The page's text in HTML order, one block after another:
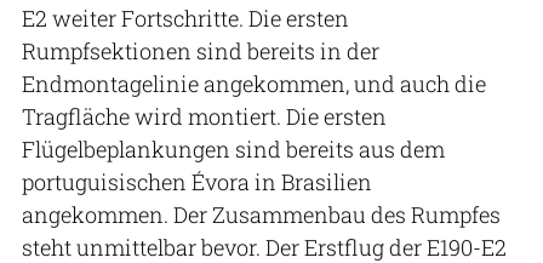
E2 weiter Fortschritte. Die ersten
Rumpfsektionen sind bereits in der
Endmontagelinie angekommen, und auch die
Tragfläche wird montiert. Die ersten
Flügelbeplankungen sind bereits aus dem
portuguisischen Évora in Brasilien
angekommen. Der Zusammenbau des Rumpfes
steht unmittelbar bevor. Der Erstflug der E190-E2